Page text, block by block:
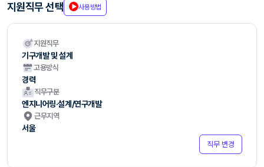
지원직무 선택 사용방법
지원직무
기구개발 및 설계
고용방식
경력
직무구분
엔지니어링·설계/연구개발
근무지역
서울
직무 변경